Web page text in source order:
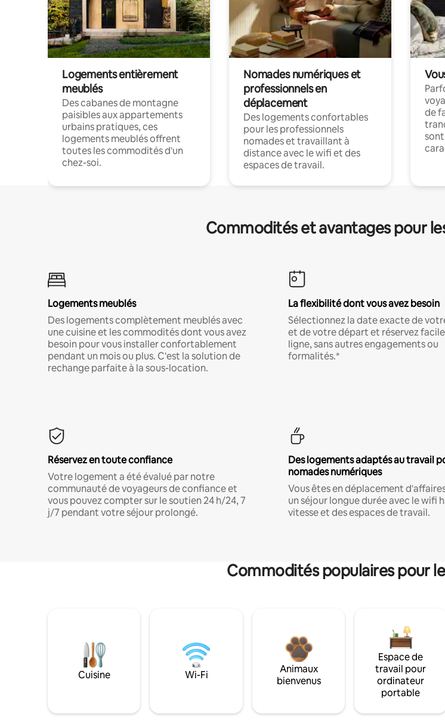
Logements entièrement
meublés
Des cabanes de montagne
paisibles aux appartements
urbains pratiques, ces
logements meublés offrent
toutes les commodités d'un
chez-soi.
Nomades numériques et
professionnels en
déplacement
Des logements confortables
pour les professionnels
nomades et travaillant à
distance avec le wifi et des
espaces de travail.
de
Commodités et avantages pour
Logements meublés
Des logements complètement meublés avec
une cuisine et les commodités dont vous avez
besoin pour vous installer confortablement
pendant un mois ou plus. C'est la solution de
rechange parfaite à la sous-location.
La flexibilité dont vous avez besoin
Sélectionnez la date exacte de
et de votre départ et réservez
ligne, sans autres engagements ou
formalités.*
Réservez en toute confiance
Votre logement a été évalué par notre
communauté de voyageurs de confiance et
vous pouvez compter sur le soutien 24 h/24, 7
j/7 pendant votre séjour prolongé.
Des logements adaptés au travail
nomades numériques
Vous êtes en déplacement
un séjour longue durée avec le wifi
vitesse et des espaces de travail.
Commodités populaires pour
Cuisine Wi-Fi
Animaux
bienvenus
Espace de
travail pour
ordinateur
portable